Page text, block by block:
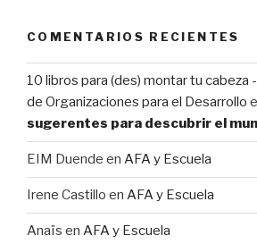
COMENTARIOS RECIENTES
10 libros para (des) montar tu cabeza
de Organizaciones para el Desarrollo
sugerentes para descubrir el
EIM Duende en AFA y Escuela
Irene Castillo en AFA y Escuela
Anaïs en AFA y Escuela